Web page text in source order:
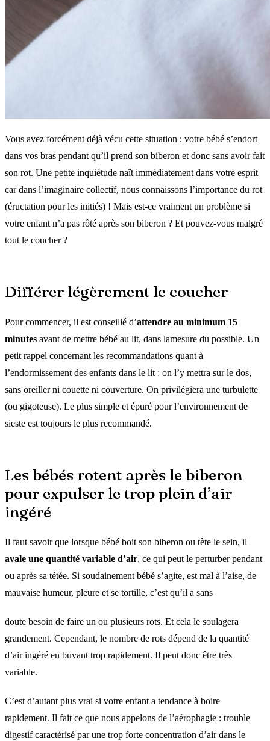
Vous avez forcément déjà vécu cette situation : votre bébé s’endort
dans vos bras pendant qu’il prend son biberon et donc sans avoir fait
son rot. Une petite inquiétude naît immédiatement dans votre esprit
car dans l’imaginaire collectif, nous connaissons l’importance du rot
(éructation pour les initiés) ! Mais est-ce vraiment un problème si
votre enfant n’a pas rôté après son biberon ? Et pouvez-vous malgré
tout le coucher ?
Différer légèrement le coucher
Pour commencer, il est conseillé d’attendre au minimum 15
minutes avant de mettre bébé au lit, dans lamesure du possible. Un
petit rappel concernant les recommandations quant à
l’endormissement des enfants dans le lit : on l’y mettra sur le dos,
sans oreiller ni couette ni couverture. On privilégiera une turbulette
(ou gigoteuse). Le plus simple et épuré pour l’environnement de
sieste est toujours le plus recommandé.
Les bébés rotent après le biberon
pour expulser le trop plein d’air
ingéré
Il faut savoir que lorsque bébé boit son biberon ou tète le sein, il
avale une quantité variable d’air, ce qui peut le perturber pendant
ou après sa tétée. Si soudainement bébé s’agite, est mal à l’aise, de
mauvaise humeur, pleure et se tortille, c’est qu’il a sans
doute besoin de faire un ou plusieurs rots. Et cela le soulagera
grandement. Cependant, le nombre de rots dépend de la quantité
d’air ingéré en buvant trop rapidement. Il peut donc être très
variable.
C’est d’autant plus vrai si votre enfant a tendance à boire
rapidement. Il fait ce que nous appelons de l’aérophagie : trouble
digestif caractérisé par une trop forte concentration d’air dans le